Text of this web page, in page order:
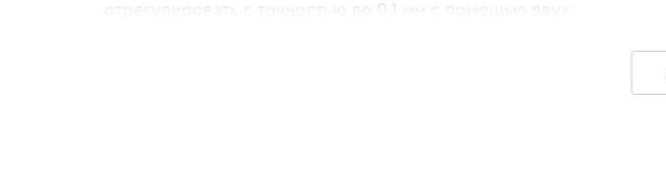
отрегулировать с точностью до 0,1 мм с помощью двух